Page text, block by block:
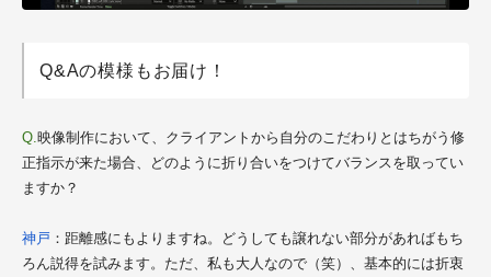
Q&Aの模様もお届け！
Q.映像制作において、クライアントから自分のこだわりとはちがう修
正指示が来た場合、どのように折り合いをつけてバランスを取ってい
ますか？
神戸 ：距離感にもよりますね。どうしても譲れない部分があればもち
ろん説得を試みます。ただ、私も大人なので（笑）、基本的には折衷